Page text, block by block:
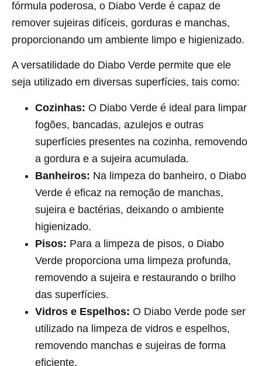
fórmula poderosa, o Diabo Verde é capaz de
remover sujeiras difíceis, gorduras e manchas,
proporcionando um ambiente limpo e higienizado.
A versatilidade do Diabo Verde permite que ele
seja utilizado em diversas superfícies, tais como:
Cozinhas: O Diabo Verde é ideal para limpar
fogões, bancadas, azulejos e outras
superfícies presentes na cozinha, removendo
a gordura e a sujeira acumulada.
Banheiros: Na limpeza do banheiro, o Diabo
Verde é eficaz na remoção de manchas,
sujeira e bactérias, deixando o ambiente
higienizado.
Pisos: Para a limpeza de pisos, o Diabo
Verde proporciona uma limpeza profunda,
removendo a sujeira e restaurando o brilho
das superfícies.
Vidros e Espelhos: O Diabo Verde pode ser
utilizado na limpeza de vidros e espelhos,
removendo manchas e sujeiras de forma
eficiente.